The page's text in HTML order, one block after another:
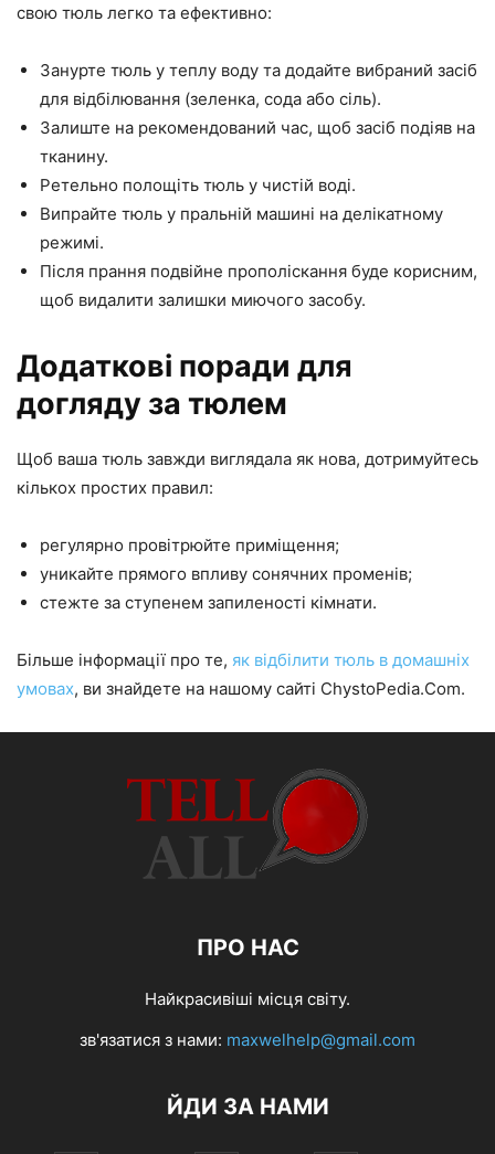
свою тюль легко та ефективно:
Занурте тюль у теплу воду та додайте вибраний засіб
для відбілювання (зеленка, сода або сіль).
Залиште на рекомендований час, щоб засіб подіяв на
тканину.
Ретельно полощіть тюль у чистій воді.
Випрайте тюль у пральній машині на делікатному
режимі.
Після прання подвійне прополіскання буде корисним,
щоб видалити залишки миючого засобу.
Додаткові поради для
догляду за тюлем
Щоб ваша тюль завжди виглядала як нова, дотримуйтесь
кількох простих правил:
регулярно провітрюйте приміщення;
уникайте прямого впливу сонячних променів;
стежте за ступенем запиленості кімнати.
Більше інформації про те, як відбілити тюль в домашніх
умовах, ви знайдете на нашому сайті ChystoPedia.Com.
ПРО НАС
Найкрасивіші місця світу.
зв'язатися з нами: maxwelhelp@gmail.com
ЙДИ ЗА НАМИ